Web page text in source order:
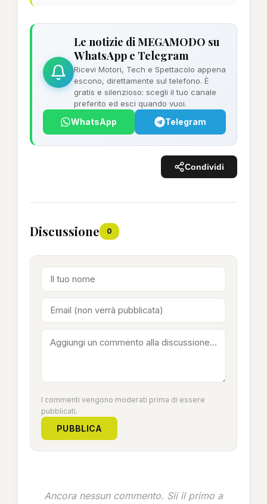
Le notizie di MEGAMODO su
WhatsApp e Telegram
Ricevi Motori, Tech e Spettacolo appena
escono, direttamente sul telefono. È
gratis e silenzioso: scegli il tuo canale
preferito ed esci quando vuoi.
WhatsApp Telegram
Condividi
Discussione 0
I commenti vengono moderati prima di essere
pubblicati.
PUBBLICA
Ancora nessun commento. Sii il primo a